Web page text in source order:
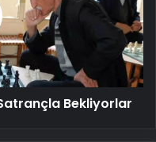
Bekliyorlar